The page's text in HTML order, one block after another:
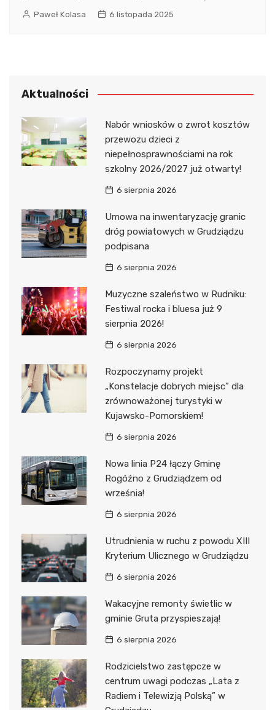
Paweł Kolasa 6 listopada 2025
Aktualności
Nabór wniosków o zwrot kosztów
przewozu dzieci z
niepełnosprawnościami na rok
szkolny 2026/2027 już otwarty!
6 sierpnia 2026
Umowa na inwentaryzację granic
dróg powiatowych w Grudziądzu
podpisana
6 sierpnia 2026
Muzyczne szaleństwo w Rudniku:
Festiwal rocka i bluesa już 9
sierpnia 2026!
6 sierpnia 2026
Rozpoczynamy projekt
„Konstelacje dobrych miejsc” dla
zrównoważonej turystyki w
Kujawsko-Pomorskiem!
6 sierpnia 2026
Nowa linia P24 łączy Gminę
Rogóźno z Grudziądzem od
września!
6 sierpnia 2026
Utrudnienia w ruchu z powodu XIII
Kryterium Ulicznego w Grudziądzu
6 sierpnia 2026
Wakacyjne remonty świetlic w
gminie Gruta przyspieszają!
6 sierpnia 2026
Rodzicielstwo zastępcze w
centrum uwagi podczas „Lata z
Radiem i Telewizją Polską” w